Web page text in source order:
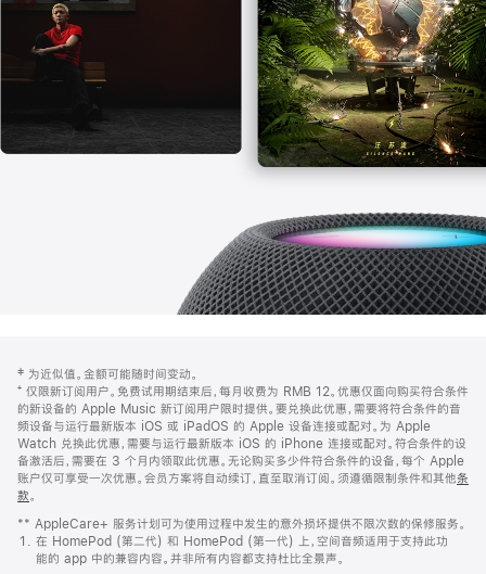
页
页
脚
注
‡ 为近似值。金额可能随时间变动。
⁺ 仅限新订阅用户。免费试用期结束后，每月收费为 RMB 12。优惠仅面向购买符合条件
的新设备的 Apple Music 新订阅用户限时提供。要兑换此优惠，需要将符合条件的音
频设备与运行最新版本 iOS 或 iPadOS 的 Apple 设备连接或配对。为 Apple
Watch 兑换此优惠，需要与运行最新版本 iOS 的 iPhone 连接或配对。符合条件的设
备激活后，需要在 3 个月内领取此优惠。无论购买多少件符合条件的设备，每个 Apple
账户仅可享受一次优惠。会员方案将自动续订，直至取消订阅。须遵循限制条件和其他条
款。
窗
口
中
** AppleCare+ 服务计划可为使用过程中发生的意外损坏提供不限次数的保修服务。
在 HomePod (第二代) 和 HomePod (第一代) 上，空间音频适用于支持此功
能的 app 中的兼容内容。并非所有内容都支持杜比全景声。